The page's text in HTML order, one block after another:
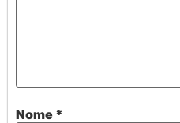
Nome *